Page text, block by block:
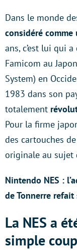
Dans le monde
considéré comme
ans, c’est lui qui
Famicom au
System) en
1983 dans son
totalement
Pour la firme
des cartouches
originale au sujet
Nintendo NES :
de Tonnerre refait
La NES a
simple